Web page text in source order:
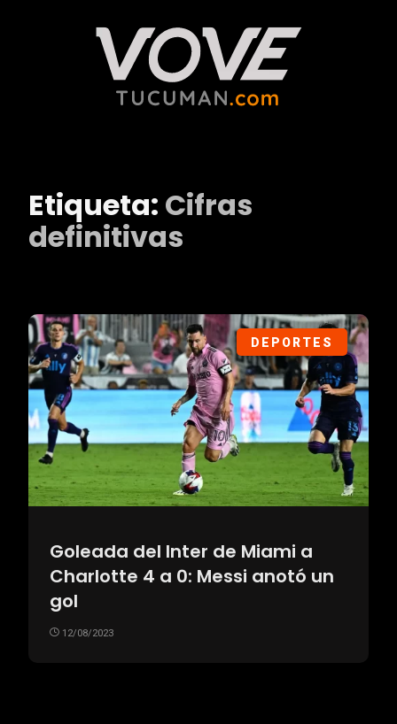
Etiqueta: Cifras
definitivas
DEPORTES
Goleada del Inter de Miami a
Charlotte 4 a 0: Messi anotó un
gol
12/08/2023